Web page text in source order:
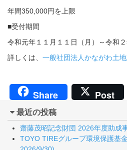
年間350,000円を上限
■受付期間
令和元年１１月１１日（月）～令和２
詳しくは、 一般社団法人かながわ土
Share Post
最近の投稿
齋藤茂昭記念財団 2026年度助成
TOYO TIREグループ環境保護基